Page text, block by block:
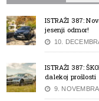
ISTRAŽI 387:
jesenji odmor!
10.
ISTRAŽI 387:
dalekoj prošlosti
9. NOVEMBRA